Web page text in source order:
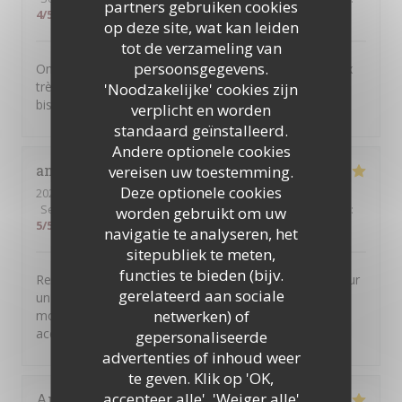
partners gebruiken cookies
op deze site, wat kan leiden
tot de verzameling van
persoonsgegevens.
'Noodzakelijke' cookies zijn
verplicht en worden
standaard geïnstalleerd.
Andere optionele cookies
vereisen uw toestemming.
Deze optionele cookies
worden gebruikt om uw
navigatie te analyseren, het
sitepubliek te meten,
functies te bieden (bijv.
gerelateerd aan sociale
netwerken) of
gepersonaliseerde
advertenties of inhoud weer
te geven. Klik op 'OK,
4/5
On a été bien reçus et le repas a été délicieux et le prix
très raisonnable. Et puis c'est de la vraie cuisine de
bistrot telle qu'on rêve d'en trouver.
anne
2026-08-04
- 20:30 - Gasten 5
Service
Atmosfeer: 5/5 Keuken:5/5 Kwaliteit / Prijs
:
5/5
Restaurant très généreux avec des plats de qualité pour
un prix raisonnable ! Nous avons passé un super
moment et nous avons été très chaleureusement
accueillis ! Merci pour tout !